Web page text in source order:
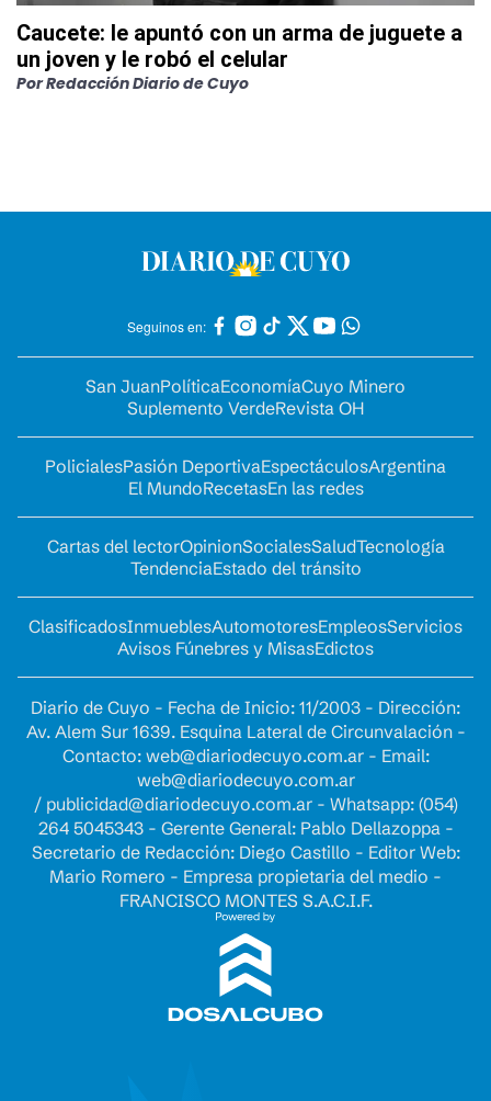
Caucete: le apuntó con un arma de juguete a
un joven y le robó el celular
PorRedacción Diario de Cuyo
Seguinos en:
San JuanPolíticaEconomíaCuyo Minero
Suplemento VerdeRevista OH
PolicialesPasión DeportivaEspectáculosArgentina
El MundoRecetasEn las redes
Cartas del lectorOpinionSocialesSaludTecnología
TendenciaEstado del tránsito
ClasificadosInmueblesAutomotoresEmpleosServicios
Avisos Fúnebres y MisasEdictos
Diario de Cuyo - Fecha de Inicio: 11/2003 - Dirección:
Av. Alem Sur 1639. Esquina Lateral de Circunvalación -
Contacto: web@diariodecuyo.com.ar- Email:
web@diariodecuyo.com.ar
/ publicidad@diariodecuyo.com.ar- Whatsapp: (054)
264 5045343 - Gerente General: Pablo Dellazoppa -
Secretario de Redacción: Diego Castillo - Editor Web:
Mario Romero - Empresa propietaria del medio -
FRANCISCO MONTES S.A.C.I.F.